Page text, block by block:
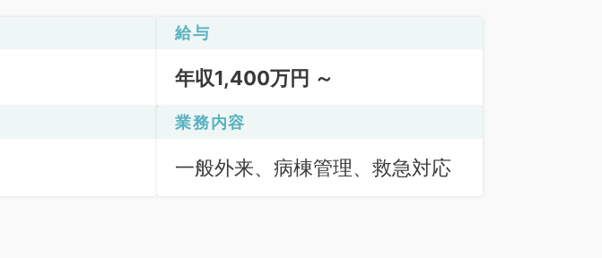
給与
年収1,400万円 ～
業務内容
一般外来、病棟管理、救急対応